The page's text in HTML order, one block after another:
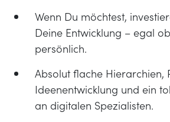
Wenn Du möchtest,
Deine Entwicklung – egal
persönlich.
Absolut flache Hierarchien,
Ideenentwicklung und ein
an digitalen Spezialisten.